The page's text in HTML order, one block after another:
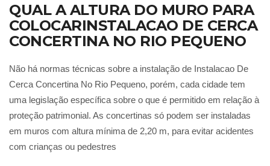
QUAL A ALTURA DO MURO PARA
COLOCARINSTALACAO DE CERCA
CONCERTINA NO RIO PEQUENO
Não há normas técnicas sobre a instalação de Instalacao De
Cerca Concertina No Rio Pequeno, porém, cada cidade tem
uma legislação específica sobre o que é permitido em relação à
proteção patrimonial. As concertinas só podem ser instaladas
em muros com altura mínima de 2,20 m, para evitar acidentes
com crianças ou pedestres